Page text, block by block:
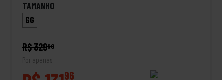
TAMANHO
GG
R$ 32990
Por apenas
96